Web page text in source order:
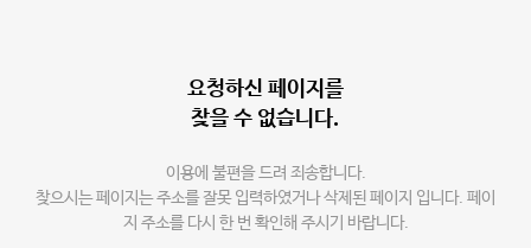
요청하신 페이지를
찾을 수 없습니다.
이용에 불편을 드려 죄송합니다.
찾으시는 페이지는 주소를 잘못 입력하였거나 삭제된 페이지 입니다. 페이
지 주소를 다시 한 번 확인해 주시기 바랍니다.